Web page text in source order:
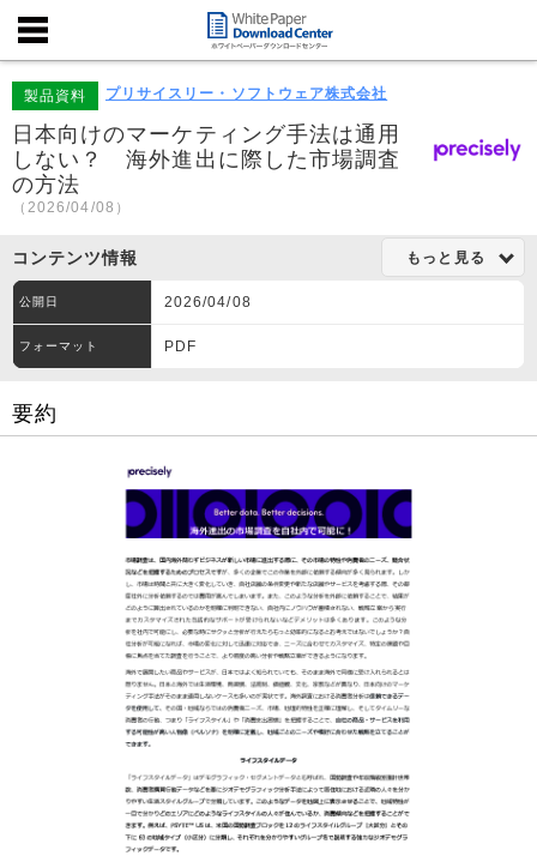
製品資料 プリサイスリー・ソフトウェア株式会社
日本向けのマーケティング手法は通用
しない？ 海外進出に際した市場調査
の方法
（2026/04/08）
コンテンツ情報 もっと見る
公開日 2026/04/08
フォーマット PDF
要約